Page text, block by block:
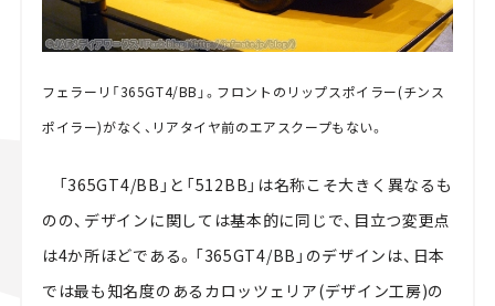
フェラーリ「365GT4/BB」。フロントのリップスポイラー(チンス
ポイラー)がなく、リアタイヤ前のエアスクープもない。
「365GT4/BB」と「512BB」は名称こそ大きく異なるも
のの、デザインに関しては基本的に同じで、目立つ変更点
は4か所ほどである。「365GT4/BB」のデザインは、日本
では最も知名度のあるカロッツェリア(デザイン工房)の